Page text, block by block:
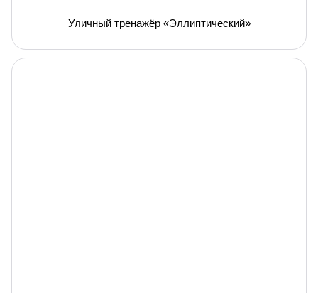
Уличный тренажёр «Эллиптический»